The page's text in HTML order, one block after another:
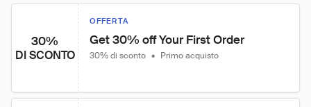
30%
DI SCONTO
OFFERTA
Get 30% off Your First Order
30% di sconto • Primo acquisto